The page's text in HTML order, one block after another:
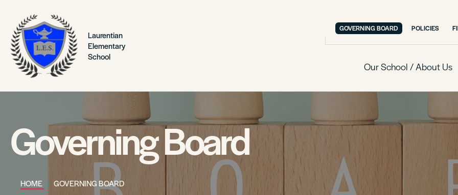
Laurentian
Elementary
School
GOVERNING BOARD POLICIES
Our School / About Us
Governing Board
HOME GOVERNING BOARD